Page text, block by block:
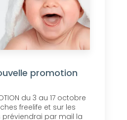
promotion
du 3 au 17 octobre
freelife et sur les
préviendrai par mail la